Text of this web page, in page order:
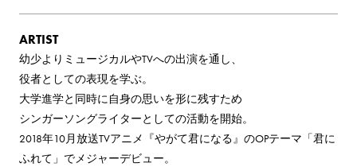
ARTIST
幼少より​ミュージカルや​TVへの​出演を​通し、
役者と​しての​表現を​学ぶ。
大学進学と​同時に​自身の​思いを​形に​残すため
シンガーソングライターと​しての​活動を​開始。
2018年10月放送TVアニメ​『やがて君に​なる』の​OPテーマ​「君に​
ふれて」で​メジャーデビュー。